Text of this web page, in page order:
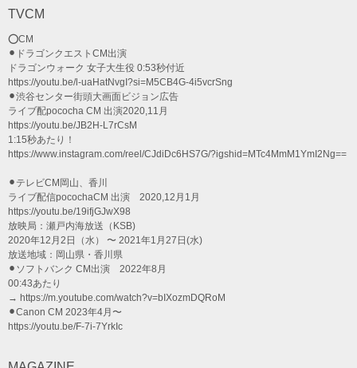
TVCM
⭕️CM
⚫︎ドラゴンクエストCM出演
ドラゴンウォーク 女子大生役 0:53秒付近
https://youtu.be/l-uaHatNvgI?si=M5CB4G-4i5vcrSng
⚫︎渋谷センター街頭大画面ビジョン広告
ライブ配pococha CM 出演2020,11月
https://youtu.be/JB2H-L7rCsM
1:15秒あたり！
https://www.instagram.com/reel/CJdiDc6HS7G/?igshid=MTc4MmM1YmI2Ng==
⚫︎テレビCM岡山、香川
ライブ配信pocochaCM 出演 2020,12月1月
https://youtu.be/19ifjGJwX98
放映局：瀬戸内海放送（KSB)
2020年12月2日（水） 〜 2021年1月27日(水)
放送地域：岡山県・香川県
⚫︎ソフトバンク CM出演 2022年8月
00:43あたり
→ https://m.youtube.com/watch?v=bIXozmDQRoM
⚫︎Canon CM 2023年4月〜
https://youtu.be/F-7i-7YrkIc